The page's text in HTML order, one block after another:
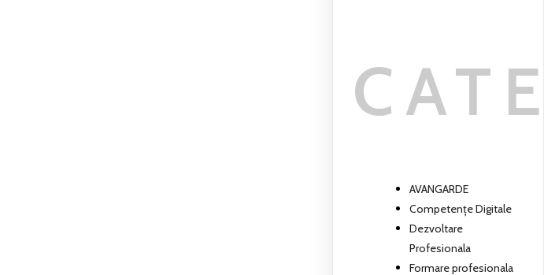
AVANGARDE
Competențe Digitale
Dezvoltare
Profesionala
Formare profesionala